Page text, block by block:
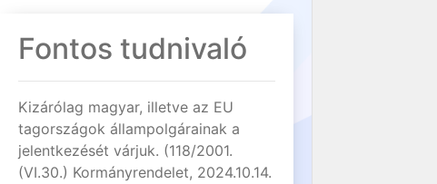
Fontos tudnivaló
Kizárólag magyar, illetve az EU
tagországok állampolgárainak a
jelentkezését várjuk. (118/2001.
(VI.30.) Kormányrendelet, 2024.10.14.